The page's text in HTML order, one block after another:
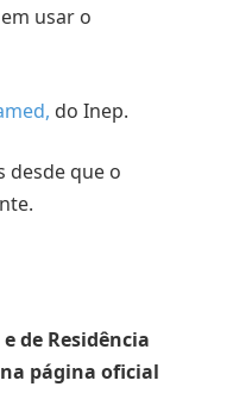
usar o
, do Inep.
desde que o
de Residência
página oficial